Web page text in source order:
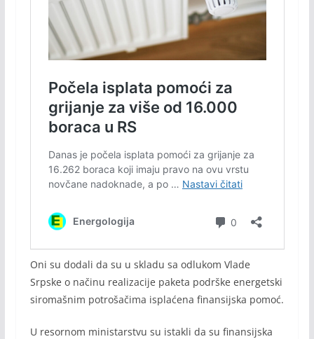
Oni su dodali da su u skladu sa odlukom Vlade
Srpske o načinu realizacije paketa podrške energetski
siromašnim potrošačima isplaćena finansijska pomoć.
U resornom ministarstvu su istakli da su finansijska